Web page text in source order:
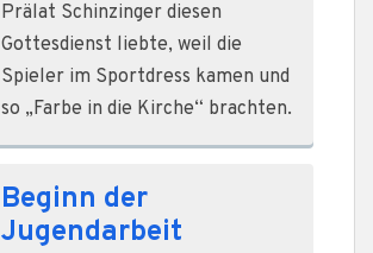
Prälat Schinzinger diesen
Gottesdienst liebte, weil die
Spieler im Sportdress kamen und
so „Farbe in die Kirche“ brachten.
Beginn der
Jugendarbeit